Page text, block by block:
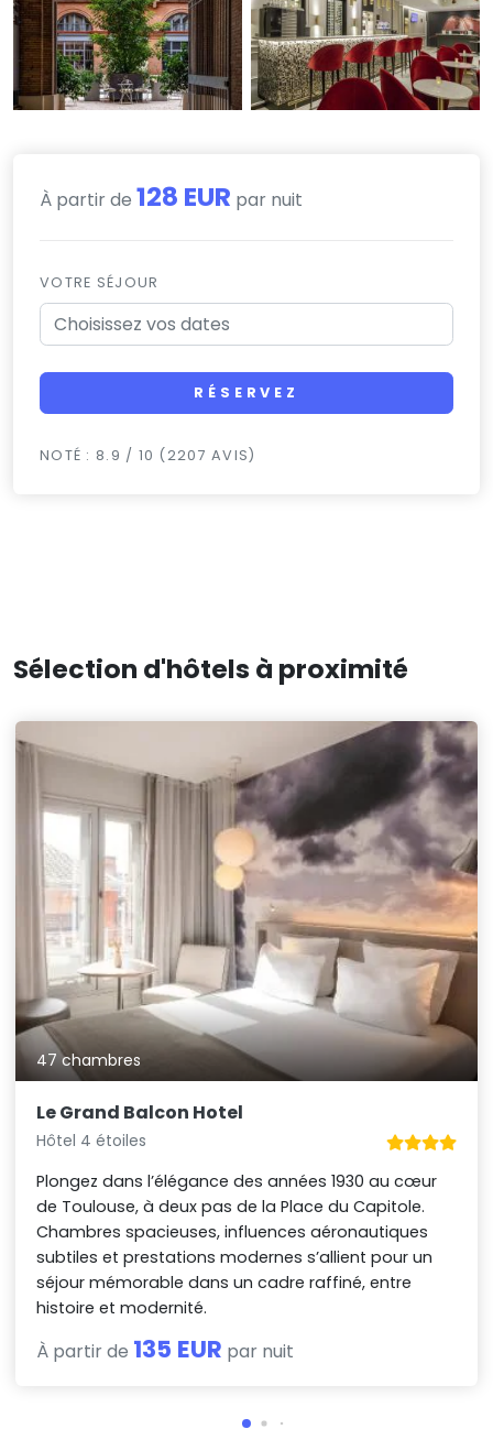
À partir de 128 EUR par nuit
VOTRE SÉJOUR
RÉSERVEZ
NOTÉ : 8.9 / 10 (2207 AVIS)
Sélection d'hôtels à proximité
47 chambres
Le Grand Balcon Hotel
Hôtel 4 étoiles
Plongez dans l’élégance des années 1930 au cœur
de Toulouse, à deux pas de la Place du Capitole.
Chambres spacieuses, influences aéronautiques
subtiles et prestations modernes s’allient pour un
séjour mémorable dans un cadre raffiné, entre
histoire et modernité.
À partir de 135 EUR par nuit